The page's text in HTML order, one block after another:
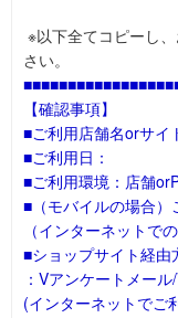
※以下全てコピーし
さい。
【確認事項】
■ご利用店舗名orサイ
■ご利用日：
■ご利用環境：店舗
■（モバイルの場合）
（インターネットで
■ショップサイト経由
：Vアンケートメー
(インターネットでご